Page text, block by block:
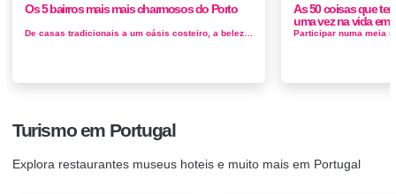
Os 5 bairros mais mais charmosos do Porto
As 50 coisas que
uma vez na vida em
Turismo em Portugal
Explora restaurantes museus hoteis e muito mais em Portugal